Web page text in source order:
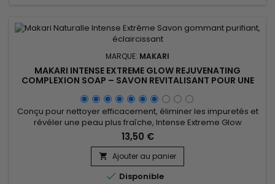
MARQUE: MAKARI
MAKARI INTENSE EXTREME GLOW REJUVENATING
COMPLEXION SOAP – SAVON REVITALISANT POUR UNE
Conçu pour nettoyer efficacement, éliminer les impuretés et
révéler une peau plus fraîche, Intense Extreme Glow
Rejuvenating Complexion Soap est un savon revitalisant et
illuminateur idéal pour un usage quotidien. Sa formule
associe le beurre de karité, l’extrait de noyau d’abricot
(Prunus Armeniaca), les vitamines C et E ainsi que l’extrait
de...
13,50 €
 Ajouter au panier
 Disponible